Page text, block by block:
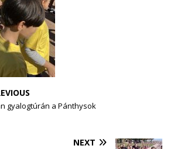
gyalogtúrán a Pánthysok
NEXT